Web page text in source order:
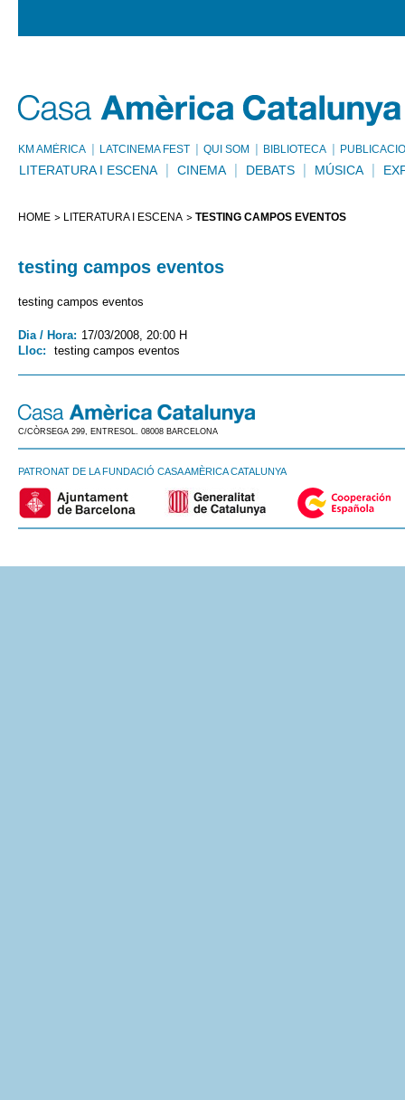
KM AMÈRICA LATCINEMA FEST QUI SOM BIBLIOTECA
LITERATURA I ESCENA CINEMA DEBATS MÚSICA
HOME LITERATURA I ESCENA TESTING CAMPOS EVENTOS
testing campos eventos
testing campos eventos
Dia / Hora: 17/03/2008, 20:00 H
Lloc:
testing campos eventos
C/CÒRSEGA 299, ENTRESOL. 08008 BARCELONA
PATRONAT DE LA FUNDACIÓ CASA AMÈRICA CATALUNYA